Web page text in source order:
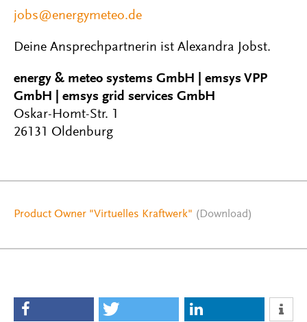
jobs@energymeteo.de
Deine Ansprechpartnerin ist Alexandra Jobst.
energy & meteo systems GmbH | emsys VPP
GmbH | emsys grid services GmbH
Oskar-Homt-Str. 1
26131 Oldenburg
Product Owner "Virtuelles Kraftwerk" (Download)